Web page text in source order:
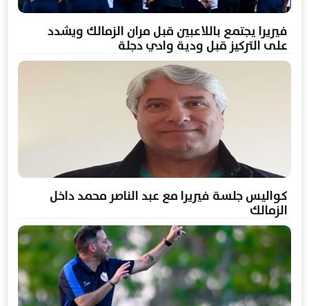
فيريرا يجتمع باللاعبين قبل مران الزمالك ويشدد
على التركيز قبل ودية وادي دجلة
كواليس جلسة فيريرا مع عبد الناصر محمد داخل
الزمالك